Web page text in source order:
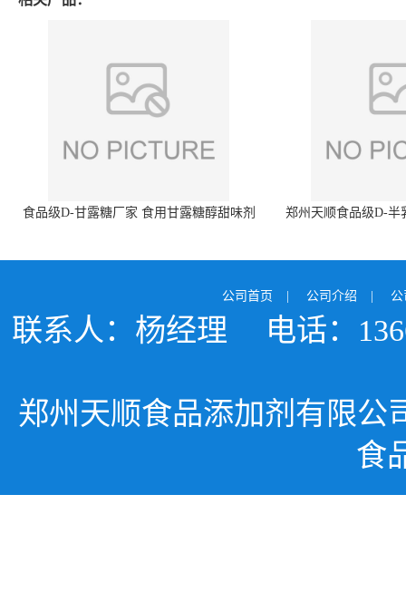
食品级D-甘露糖厂家 食用甘露糖醇甜味剂
郑州天顺食品级D-半
公司首页 | 公司介绍 |
联系人：杨经理 电话：
郑州天顺食品添加剂有限公
食